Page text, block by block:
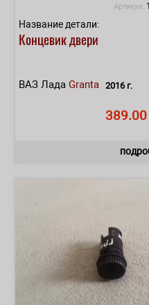
Артикул:
Название детали:
Концевик двери
ВАЗ Лада Granta 2016 г.